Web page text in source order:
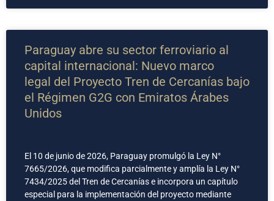
Paraguay abre su sector ferroviario al
capital internacional: Nuevo marco
legal del Proyecto Tren de Cercanías bajo
el Régimen G2G con Emiratos Árabes
Unidos
El 10 de junio de 2026, Paraguay promulgó la Ley N°
7665/2026, que modifica parcialmente y amplía la Ley N°
7434/2025 del Tren de Cercanías e incorpora un capítulo
especial para la implementación del proyecto mediante